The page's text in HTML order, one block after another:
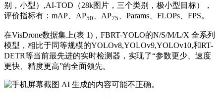
别，小型）,AI-TOD（28k图片，三个类别，极小型目标），
评价指标有：mAP、AP50 、AP75 、Params、FLOPs、FPS。
在VisDrone数据集上(表 1)，FBRT-YOLO的N/S/M/L/X 全系列
模型，相比于同等规模的YOLOv8,YOLOv9,YOLOv10,和RT-
DETR等当前最先进的实时检测器，实现了“参数更少、速度
更快、精度更高”的全面领先。